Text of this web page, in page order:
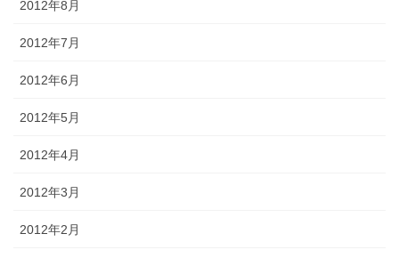
2012年8月
2012年7月
2012年6月
2012年5月
2012年4月
2012年3月
2012年2月